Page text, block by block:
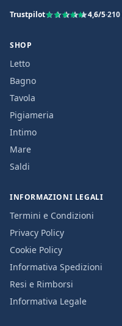
Trustpilot 4,6/5·210
SHOP
Letto
Bagno
Tavola
Pigiameria
Intimo
Mare
Saldi
INFORMAZIONI LEGALI
Termini e Condizioni
Privacy Policy
Cookie Policy
Informativa Spedizioni
Resi e Rimborsi
Informativa Legale